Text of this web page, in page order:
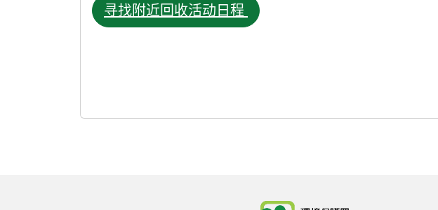
寻找附近回收活动日程